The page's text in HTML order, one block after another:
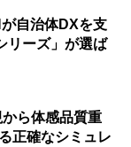
自治体DXを支
リーズ」が選ば
ら体感品質重
正確なシミュレ